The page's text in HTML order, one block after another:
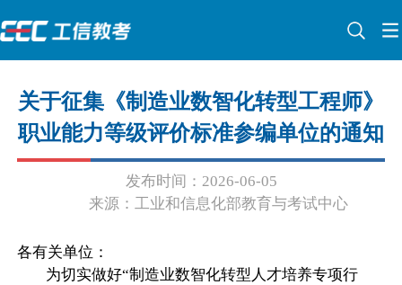
关于征集《制造业数智化转型工程师》
职业能力等级评价标准参编单位的通知
发布时间：2026-06-05
来源：工业和信息化部教育与考试中心
各有关单位：
为切实做好“制造业数智化转型人才培养专项行